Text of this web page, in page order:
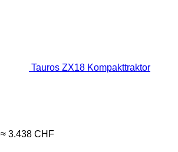
Tauros ZX18 Kompakttraktor
≈ 3.438 CHF